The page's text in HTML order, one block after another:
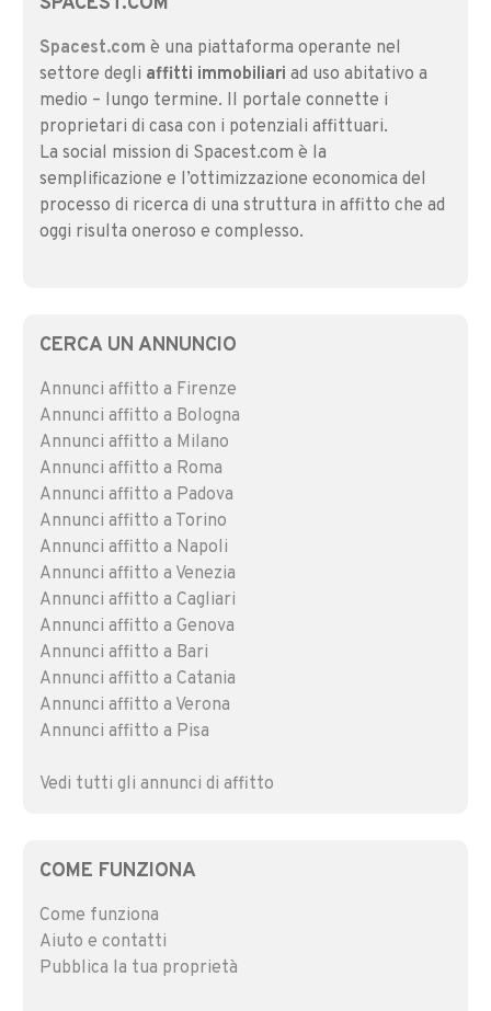
Spacest.com è una piattaforma operante nel
settore degli affitti immobiliari ad uso abitativo a
medio – lungo termine. Il portale connette i
proprietari di casa con i potenziali affittuari.
La social mission di Spacest.com è la
semplificazione e l’ottimizzazione economica del
processo di ricerca di una struttura in affitto che ad
oggi risulta oneroso e complesso.
CERCA UN ANNUNCIO
Annunci affitto a Firenze
Annunci affitto a Bologna
Annunci affitto a Milano
Annunci affitto a Roma
Annunci affitto a Padova
Annunci affitto a Torino
Annunci affitto a Napoli
Annunci affitto a Venezia
Annunci affitto a Cagliari
Annunci affitto a Genova
Annunci affitto a Bari
Annunci affitto a Catania
Annunci affitto a Verona
Annunci affitto a Pisa
Vedi tutti gli annunci di affitto
COME FUNZIONA
Come funziona
Aiuto e contatti
Pubblica la tua proprietà